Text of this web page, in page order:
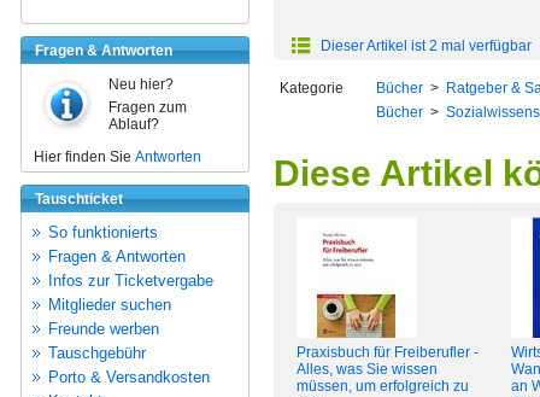
Fragen & Antworten
Neu hier?
Fragen zum
Ablauf?
Hier finden Sie Antworten
Tauschticket
So funktionierts
Fragen & Antworten
Infos zur Ticketvergabe
Mitglieder suchen
Freunde werben
Tauschgebühr
Porto & Versandkosten
Dieser Artikel ist 2 mal verfügbar
Kategorie Bücher > Ratgeber &
Bücher >
Diese Artikel
Praxisbuch für Freiberufler -
Alles, was Sie wissen
müssen, um erfolgreich zu
an